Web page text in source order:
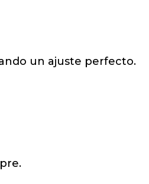
un ajuste perfecto.